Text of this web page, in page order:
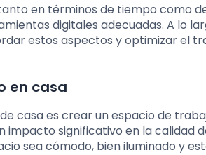
en términos de tiempo como
digitales adecuadas. A lo
estos aspectos y optimizar el
en casa
casa es crear un espacio de
impacto significativo en la calidad
sea cómodo, bien iluminado y